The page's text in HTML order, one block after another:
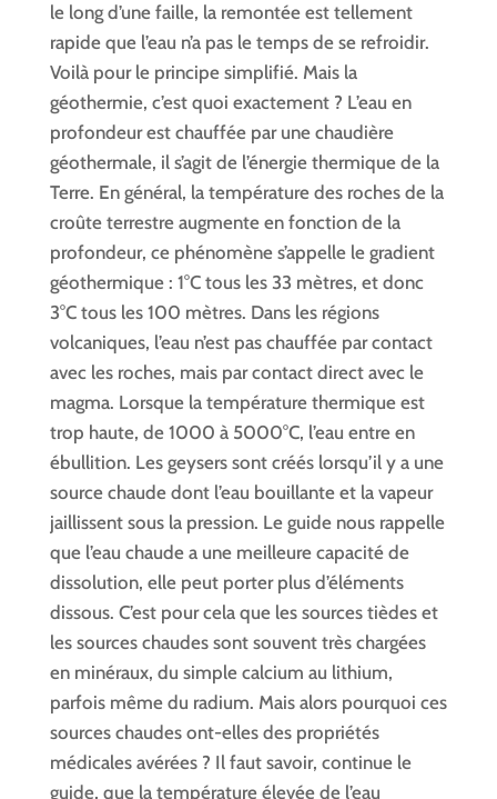
le long d’une faille, la remontée est tellement
rapide que l’eau n’a pas le temps de se refroidir.
Voilà pour le principe simplifié. Mais la
géothermie, c’est quoi exactement ? L’eau en
profondeur est chauffée par une chaudière
géothermale, il s’agit de l’énergie thermique de la
Terre. En général, la température des roches de la
croûte terrestre augmente en fonction de la
profondeur, ce phénomène s’appelle le gradient
géothermique : 1°C tous les 33 mètres, et donc
3°C tous les 100 mètres. Dans les régions
volcaniques, l’eau n’est pas chauffée par contact
avec les roches, mais par contact direct avec le
magma. Lorsque la température thermique est
trop haute, de 1000 à 5000°C, l’eau entre en
ébullition. Les geysers sont créés lorsqu’il y a une
source chaude dont l’eau bouillante et la vapeur
jaillissent sous la pression. Le guide nous rappelle
que l’eau chaude a une meilleure capacité de
dissolution, elle peut porter plus d’éléments
dissous. C’est pour cela que les sources tièdes et
les sources chaudes sont souvent très chargées
en minéraux, du simple calcium au lithium,
parfois même du radium. Mais alors pourquoi ces
sources chaudes ont-elles des propriétés
médicales avérées ? Il faut savoir, continue le
guide, que la température élevée de l’eau